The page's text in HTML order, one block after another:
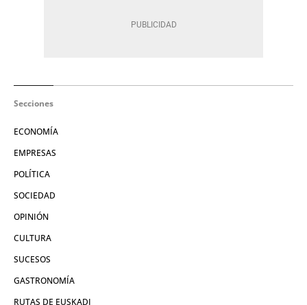
Secciones
ECONOMÍA
EMPRESAS
POLÍTICA
SOCIEDAD
OPINIÓN
CULTURA
SUCESOS
GASTRONOMÍA
RUTAS DE EUSKADI